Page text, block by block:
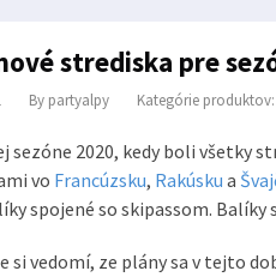
strediska pre
By partyalpy Kategórie produktov:
2020, kedy boli všetky
vo Francúzsku, Rakúsku a
spojené so skipassom.
si vedomí, ze plány sa v tejto